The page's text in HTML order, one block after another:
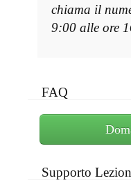
chiama il
9:00 alle ore
FAQ
Supporto